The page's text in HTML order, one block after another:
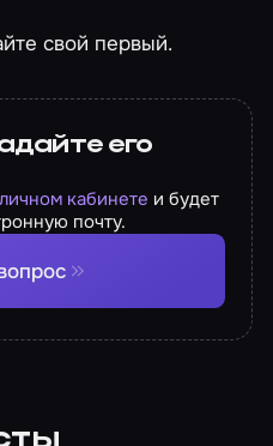
свой первый.
его
личном кабинете и будет
почту.